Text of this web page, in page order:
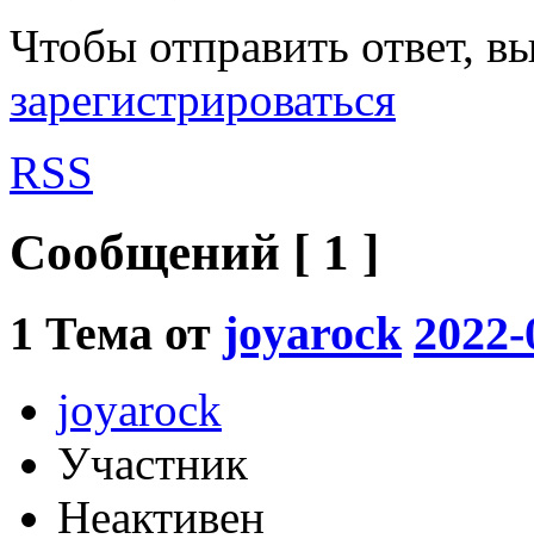
Чтобы отправить ответ,
зарегистрироваться
RSS
Сообщений [ 1 ]
1 Тема от joyarock
joyarock
Участник
Неактивен